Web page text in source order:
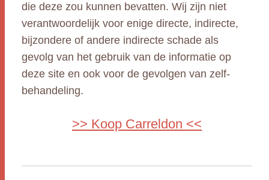
die deze zou kunnen bevatten. Wij zijn niet
verantwoordelijk voor enige directe, indirecte,
bijzondere of andere indirecte schade als
gevolg van het gebruik van de informatie op
deze site en ook voor de gevolgen van zelf-
behandeling.
>> Koop Carreldon <<